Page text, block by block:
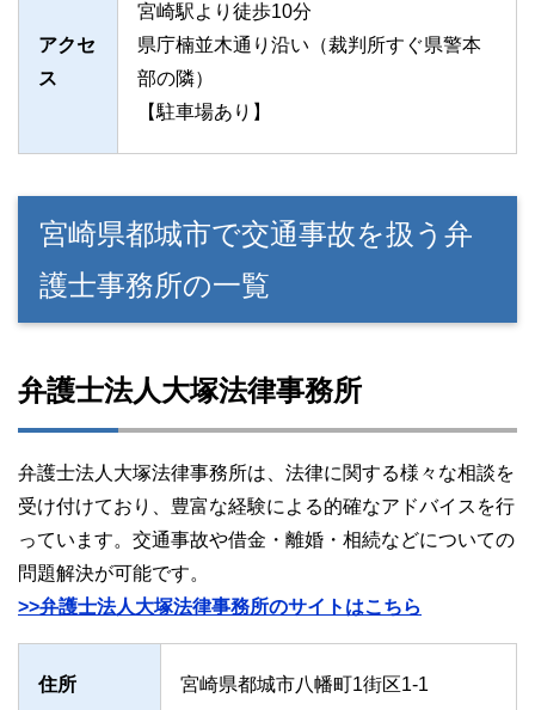
アクセ
ス
宮崎駅より徒歩10分
県庁楠並木通り沿い（裁判所すぐ県警本
部の隣）
【駐車場あり】
宮崎県都城市で交通事故を扱う弁
護士事務所の一覧
弁護士法人大塚法律事務所
弁護士法人大塚法律事務所は、法律に関する様々な相談を
受け付けており、豊富な経験による的確なアドバイスを行
っています。交通事故や借金・離婚・相続などについての
問題解決が可能です。
>>弁護士法人大塚法律事務所のサイトはこちら
住所 宮崎県都城市八幡町1街区1-1